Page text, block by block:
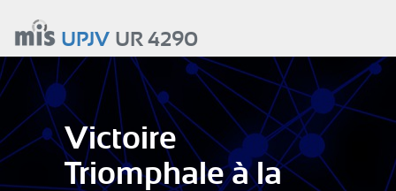
contenu
principal
UPJVUR 4290
Victoire
Triomphale à la